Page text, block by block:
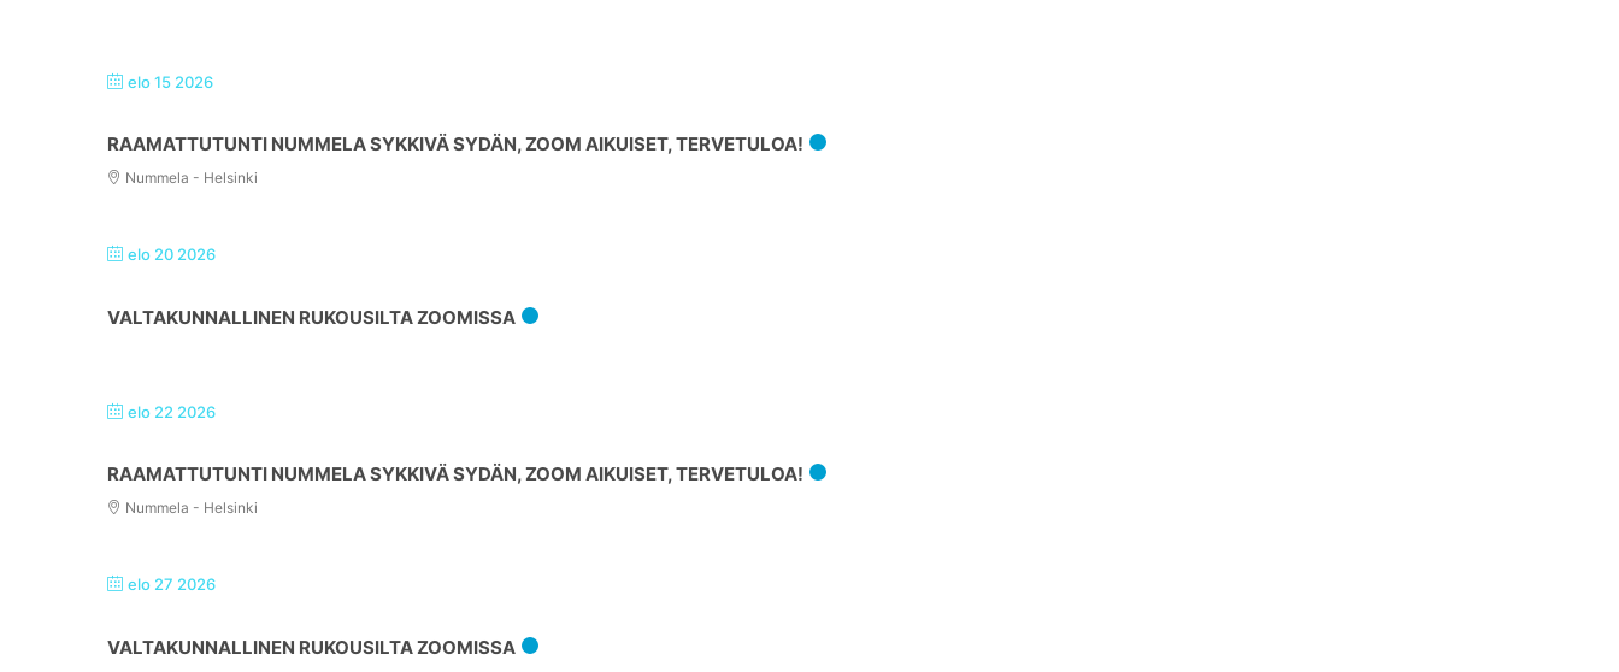
elo 15 2026
RAAMATTUTUNTI NUMMELA SYKKIVÄ SYDÄN, ZOOM AIKUISET, TERVETULOA!
Nummela - Helsinki
elo 20 2026
VALTAKUNNALLINEN RUKOUSILTA ZOOMISSA
elo 22 2026
RAAMATTUTUNTI NUMMELA SYKKIVÄ SYDÄN, ZOOM AIKUISET, TERVETULOA!
Nummela - Helsinki
elo 27 2026
VALTAKUNNALLINEN RUKOUSILTA ZOOMISSA